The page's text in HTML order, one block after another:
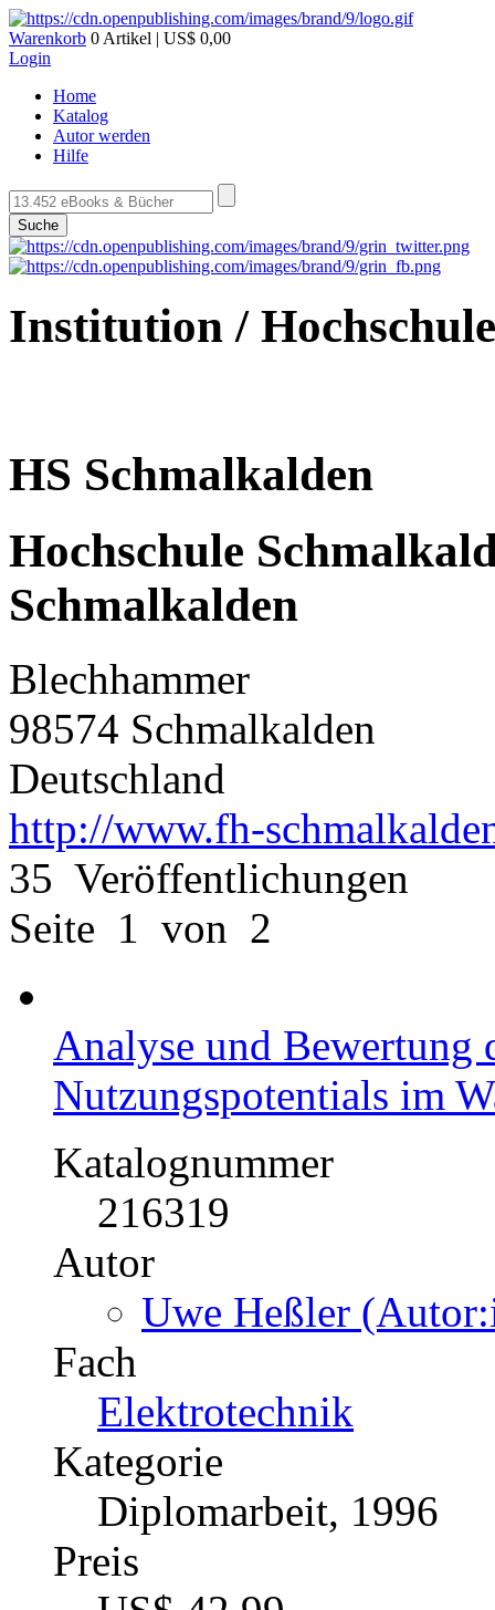
Warenkorb 0 Artikel | US$ 0,00
Login
Home
Katalog
Autor werden
Hilfe
Suche
Institution / Hochschule
HS Schmalkalden
Hochschule
Schmalkalden
Blechhammer
98574 Schmalkalden
Deutschland
http://www.fh-
35 Veröffentlichungen
Seite 1 von 2
Analyse und Bewertung
Nutzungspotentials im
Katalognummer
216319
Autor
Uwe Heßler
Fach
Elektrotechnik
Kategorie
Diplomarbeit, 1996
Preis